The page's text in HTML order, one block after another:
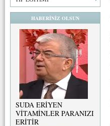
HABERİNİZ OLSUN
SUDA ERİYEN
VİTAMİNLER PARANIZI
ERİTİR